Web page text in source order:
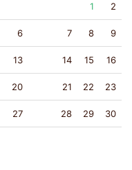
1 2
6 7 8 9
13 14 15 16
20 21 22 23
27 28 29 30